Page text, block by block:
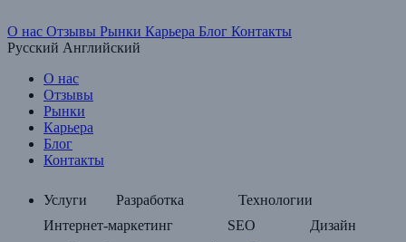
О нас Отзывы Рынки Карьера Блог Контакты
Русский Английский
О нас
Отзывы
Рынки
Карьера
Блог
Контакты
Услуги Разработка
Технологии
Интернет-маркетинг
SEO
Дизайн